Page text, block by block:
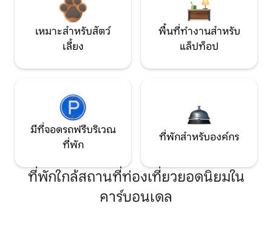
เหมาะสำหรับสัตว์
เลี้ยง
พื้นที่ทำงานสำหรับ
แล็ปท็อป
มีที่จอดรถฟรีบริเวณ
ที่พัก
ที่พักสำหรับองค์กร
ที่พักใกล้สถานที่ท่องเที่ยวยอดนิยมใน
คาร์บอนเดล